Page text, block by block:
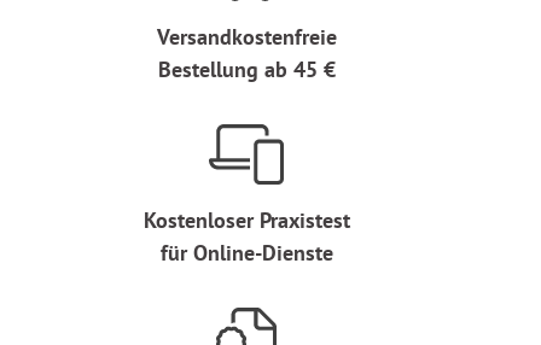
Versandkostenfreie
Bestellung ab 45 €
Kostenloser Praxistest
für Online-Dienste